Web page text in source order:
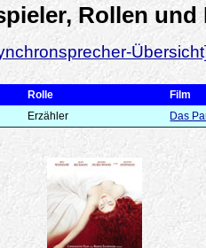
Rollen und
Rolle
Film
Erzähler Das